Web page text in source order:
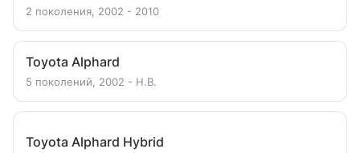
2 поколения, 2002 - 2010
Toyota Alphard
5 поколений, 2002 - Н.В.
Toyota Alphard Hybrid